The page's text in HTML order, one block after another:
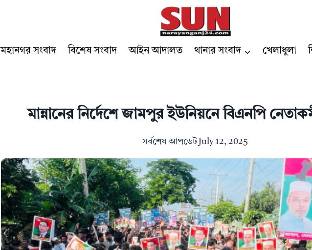
মহানগর সংবাদ বিশেষ সংবাদ আইন আদালত থানার সংবাদ খেলাধুলা
মান্নানের নির্দেশে জামপুর ইউনিয়নে বিএনপি
সর্বশেষ আপডেট July 12, 2025